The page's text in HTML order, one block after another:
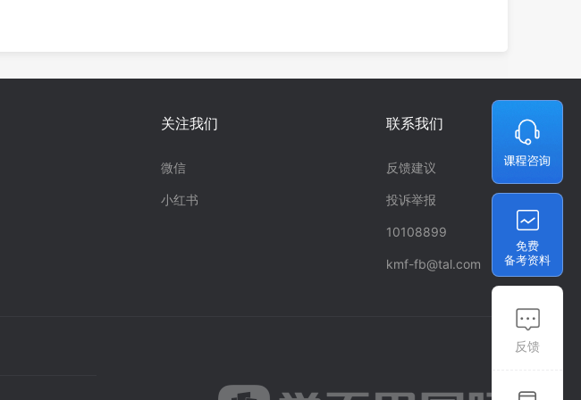
免费
备考资料
反馈
关注我们
微信
小红书
联系我们
反馈建议
投诉举报
10108899
kmf-fb@tal.com